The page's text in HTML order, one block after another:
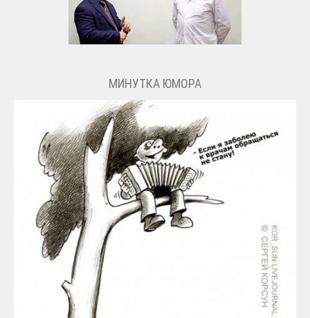
МИНУТКА ЮМОРА